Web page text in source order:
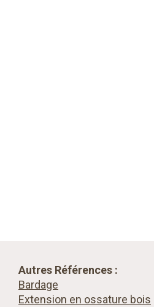
Autres Références :
Bardage
Extension en ossature bois